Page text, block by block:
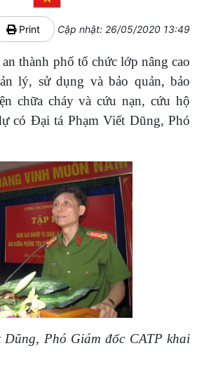
Print Cập nhật: 26/05/2020 13:49
thành phố tổ chức lớp nâng cao
lý, sử dụng và bảo quản, bảo
chữa cháy và cứu nạn, cứu hộ
có Đại tá Phạm Viết Dũng, Phó
Phó Giám đốc CATP khai